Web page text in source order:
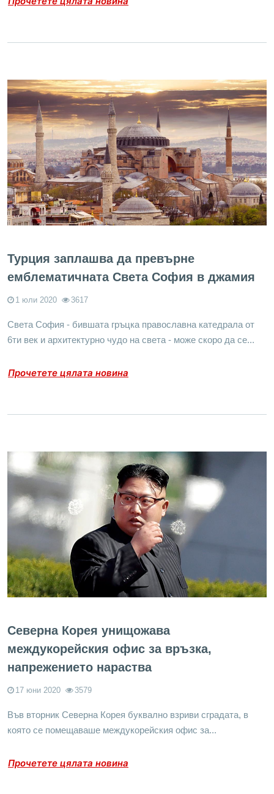
Турция заплашва да превърне
емблематичната Света София в джамия
1 юли 2020 3617
Света София - бившата гръцка православна катедрала от
6ти век и архитектурно чудо на света - може скоро да се...
Прочетете цялата новина
Северна Корея унищожава
междукорейския офис за връзка,
напрежението нараства
17 юни 2020 3579
Във вторник Северна Корея буквално взриви сградата, в
която се помещаваше междукорейския офис за...
Прочетете цялата новина